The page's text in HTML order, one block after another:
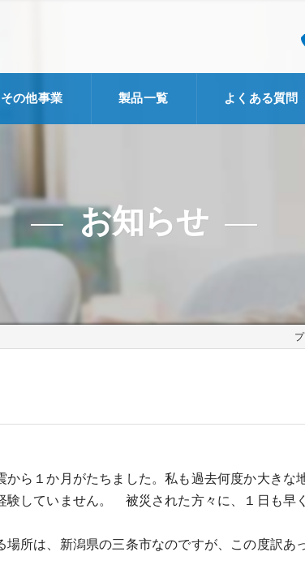
その他事業
ンサルタント事業
社
製品一覧 よくある質問
お知らせ
ら１か月がたちました。私も過去何度か大きな
験していません。 被災された方々に、１日も早
所は、新潟県の三条市なのですが、この度訳あ